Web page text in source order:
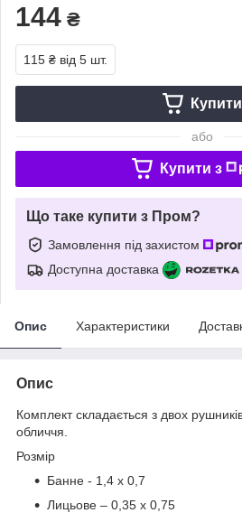
144 ₴
115 ₴ від 5 шт.
Купити
або
Купити з
Що таке купити з Пром?
Замовлення під захистом
Доступна доставка
Опис Характеристики
Опис
Комплект складається з двох
обличчя.
Розмір
Банне - 1,4 x 0,7
Лицьове – 0,35 x 0,75